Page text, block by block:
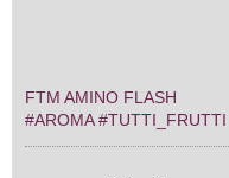
FTM AMINO FLASH
#AROMA #TUTTI_FRUTTI